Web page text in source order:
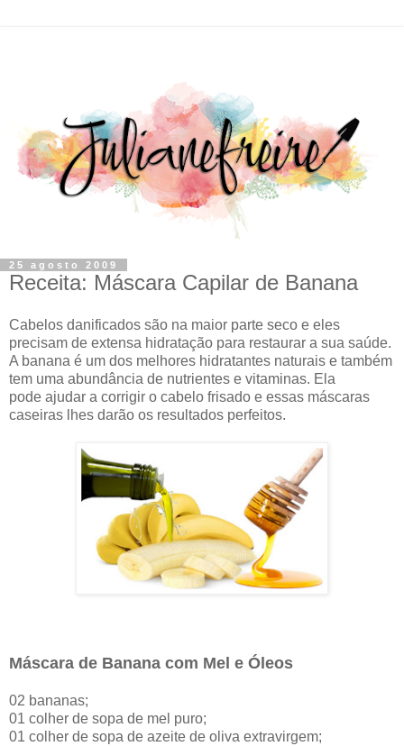
25 agosto 2009
Receita: Máscara Capilar de Banana
Cabelos danificados são na maior parte seco e eles
precisam de extensa hidratação para restaurar a sua saúde.
A banana é um dos melhores hidratantes naturais e também
tem uma abundância de nutrientes e vitaminas. Ela
pode ajudar a corrigir o cabelo frisado e essas máscaras
caseiras lhes darão os resultados perfeitos.
Máscara de Banana com Mel e Óleos
02 bananas;
01 colher de sopa de mel puro;
01 colher de sopa de azeite de oliva extravirgem;